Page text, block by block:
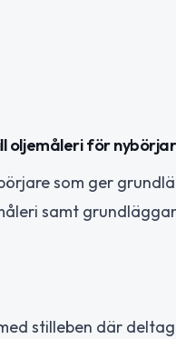
oljemåleri för
som ger
samt
stilleben där